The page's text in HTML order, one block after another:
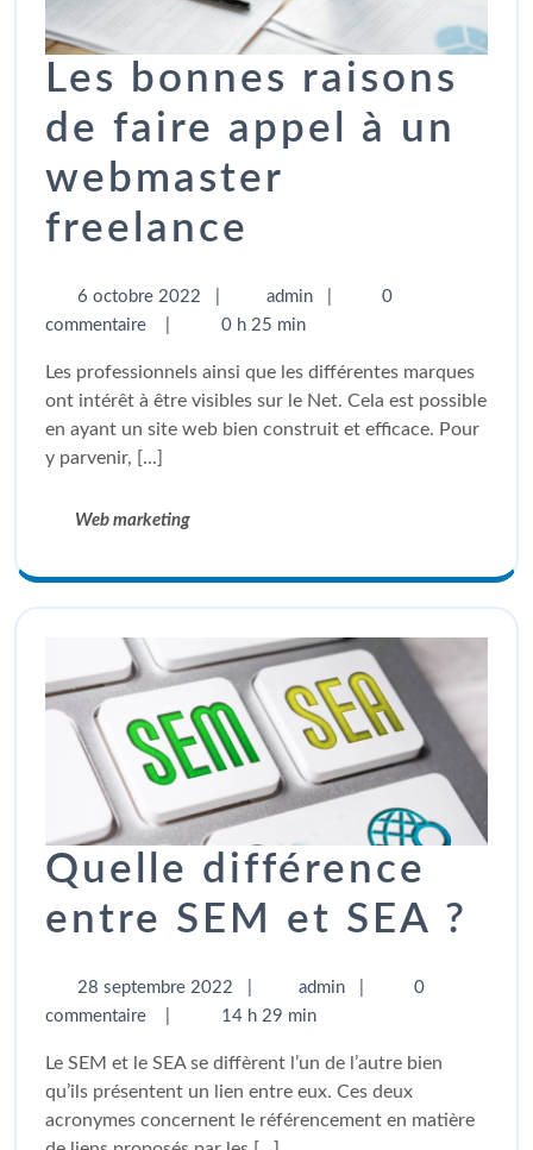
Les bonnes raisons
de faire appel à un
webmaster
freelance
6 octobre 2022 admin
0
commentaire
0 h 25 min
Les professionnels ainsi que les différentes marques
ont intérêt à être visibles sur le Net. Cela est possible
en ayant un site web bien construit et efficace. Pour
y parvenir, [...]
Web marketing
Quelle différence
entre SEM et SEA ?
28 septembre 2022 admin
0
commentaire
14 h 29 min
Le SEM et le SEA se diffèrent l’un de l’autre bien
qu’ils présentent un lien entre eux. Ces deux
acronymes concernent le référencement en matière